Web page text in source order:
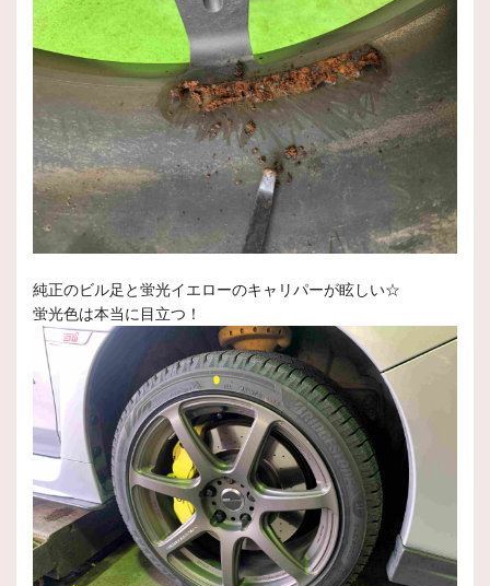
純正のビル足と蛍光イエローのキャリパーが眩しい☆
蛍光色は本当に目立つ！